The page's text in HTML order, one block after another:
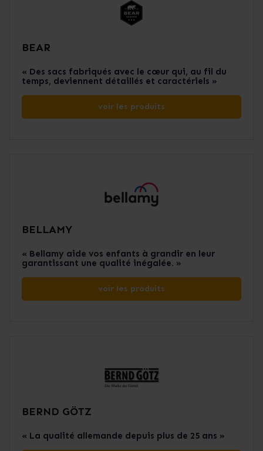
BEAR
« Des sacs fabriqués avec le cœur qui, au fil du
temps, deviennent détaillés et caractériels »
voir les produits
BELLAMY
« Bellamy aide vos enfants à grandir en leur
garantissant une qualité inégalée. »
voir les produits
BERND GÖTZ
« La qualité allemande depuis plus de 25 ans »